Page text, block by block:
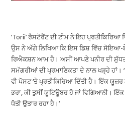
‘Torii’ ਰੈਸਟੋਰੈਂਟ ਦੀ ਟੀਮ ਨੇ ਇਹ ਪ੍ਰਤੀਕਿਰਿਆ
ਉਸ ਨੇ ਅੱਗੇ ਲਿਖਿਆ ਕਿ ਇਸ ਡਿਸ਼ ਵਿੱਚ
ਰਿਐਕਸ਼ਨ ਆਮ ਹੈ। ਅਸੀਂ ਆਪਣੇ ਪਨੀਰ ਦੀ
ਸਮੱਗਰੀਆਂ ਦੀ ਪ੍ਰਮਾਣਿਕਤਾ ਦੇ ਨਾਲ ਖੜ੍ਹੇ ਹਾਂ।
ਵੀ ਪੋਸਟ ‘ਤੇ ਪ੍ਰਤੀਕਿਰਿਆ ਦਿੱਤੀ ਹੈ। ਇੱਕ
ਭਰਾ, ਕੀ ਤੁਸੀਂ ਯੂਟਿਊਬਰ ਹੋ ਜਾਂ ਵਿਗਿਆਨੀ।
ਧੋਤੀ ਉਤਾਰ ਰਹਾ ਹੈ।’